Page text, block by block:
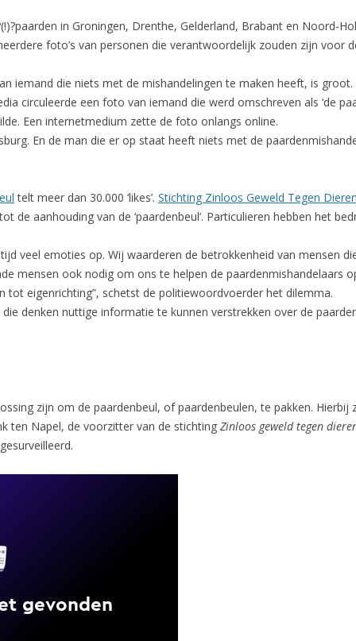
in Groningen, Drenthe, Gelderland, Brabant en Noord-
foto’s van personen die verantwoordelijk zouden zijn voor
iemand die niets met de mishandelingen te maken heeft, is
circuleerde een foto van iemand die werd omschreven als ‘de
Een internetmedium zette de foto onlangs online.
En de man die er op staat heeft niets met de
telt meer dan 30.000 ‘likes’. Stichting Zinloos Geweld Tegen
de aanhouding van de ‘paardenbeul’. Particulieren hebben het
veel emoties op. Wij waarderen de betrokkenheid van mensen
mensen ook nodig om ons te helpen de paardenmishandelaars
tot eigenrichting”, schetst de politiewoordvoerder het dilemma.
denken nuttige informatie te kunnen verstrekken over de
zijn om de paardenbeul, of paardenbeulen, te pakken. Hierbij
ten Napel, de voorzitter van de stichting Zinloos geweld tegen